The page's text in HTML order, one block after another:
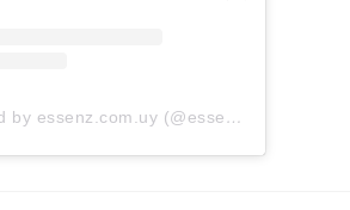
A post shared by essenz.com.uy (@essenz.com.uy)